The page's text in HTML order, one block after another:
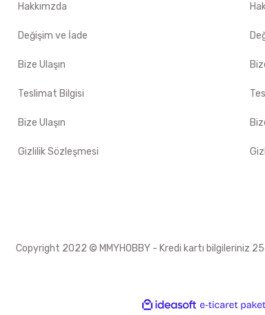
Hakkımzda
Değişim ve İade
Bize Ulaşın
Teslimat Bilgisi
Bize Ulaşın
Gizlilik Sözleşmesi
Copyright 2022 © MMYHOBBY - Kredi kartı bilgileriniz
ideasoft